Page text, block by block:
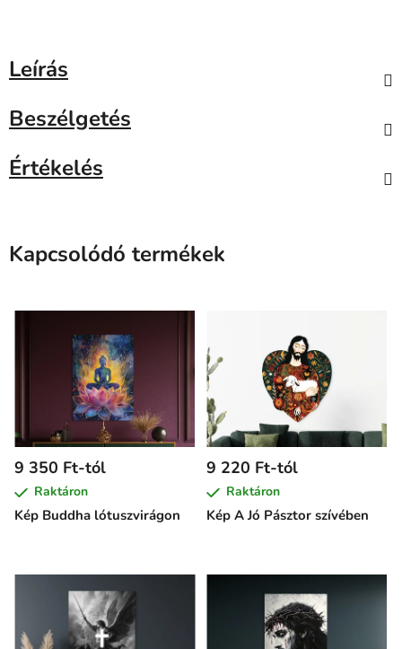
Leírás
Beszélgetés
Értékelés
Kapcsolódó termékek
Kép Buddha lótuszvirágon
9 350 Ft-tól
Raktáron
Kép A Jó Pásztor szívében
9 220 Ft-tól
Raktáron